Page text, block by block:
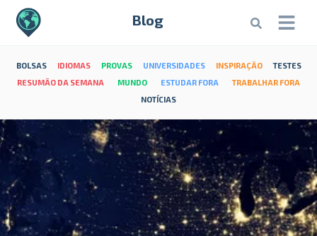
Blog
BOLSAS IDIOMAS PROVAS UNIVERSIDADES INSPIRAÇÃO
TESTES
RESUMÃO DA SEMANA
MUNDO ESTUDAR FORA
TRABALHAR FORA
NOTÍCIAS